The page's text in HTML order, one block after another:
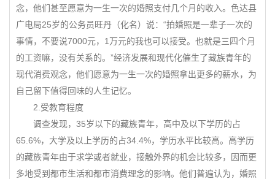
念，他们甚至愿意为一生一次的婚照支付几个月的收入。色达县
广电局25岁的公务员旺丹（化名）说：“拍婚照是一辈子一次的
事情，不要说7000元，1万元的我也可以接受。也就是三四个月
的工资嘛，没有关系的。”经济发展和现代化催生了藏族青年的
现代消费观念，他们愿意为一生一次的婚照拿出更多的薪水，为
自己留下值得回味的人生记忆。
2.受教育程度
调查发现，35岁以下的藏族青年，高中及以下学历的占
65.6%，大学及以上学历的占34.4%，学历水平比较高。高学历
的藏族青年由于求学或者就业，接触外界的机会比较多，因而更
多地受到都市生活和都市消费理念的影响。他们普遍认为，婚照